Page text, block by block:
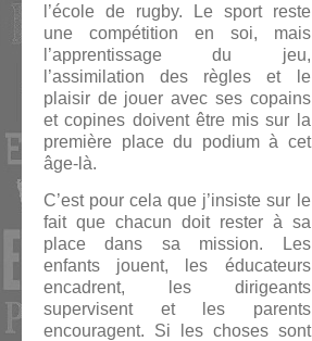
l’école de rugby. Le sport reste
une compétition en soi, mais
l’apprentissage du jeu,
l’assimilation des règles et le
plaisir de jouer avec ses copains
et copines doivent être mis sur la
première place du podium à cet
âge-là.
C’est pour cela que j’insiste sur le
fait que chacun doit rester à sa
place dans sa mission. Les
enfants jouent, les éducateurs
encadrent, les dirigeants
supervisent et les parents
encouragent. Si les choses sont